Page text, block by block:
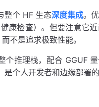
整个 HF 生态深度集成。
康检查）。但要注意它
不是追求极致性能。
推理栈，配合 GGUF
个人开发者和边缘部署的